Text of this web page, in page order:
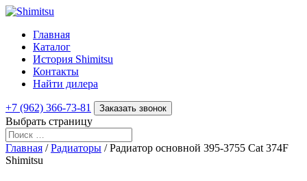
Главная
Каталог
История Shimitsu
Контакты
Найти дилера
+7 (962) 366-73-81 Заказать звонок
Выбрать страницу
Главная /Радиаторы / Радиатор основной 395-3755 Cat 374F
Shimitsu